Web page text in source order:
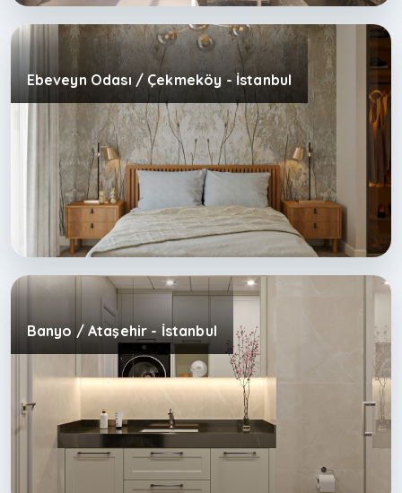
Ebeveyn Odası / Çekmeköy - İstanbul
Banyo / Ataşehir - İstanbul